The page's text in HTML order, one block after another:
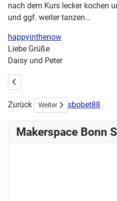
nach dem Kurs lecker kochen
und ggf. weiter tanzen...
happyinthenow
Liebe Grüße
Daisy und Peter
Vorheriger Beitrag: Makerspace
Zurück Nächster Beitrag:
Weiter sbobet88
Makerspace Bonn